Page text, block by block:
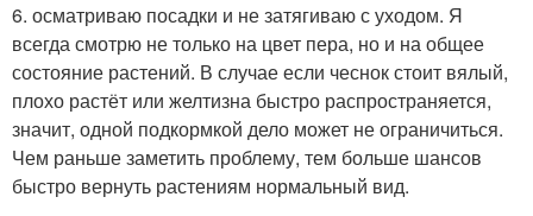
6. осматриваю посадки и не затягиваю с уходом. Я
всегда смотрю не только на цвет пера, но и на общее
состояние растений. В случае если чеснок стоит вялый,
плохо растёт или желтизна быстро распространяется,
значит, одной подкормкой дело может не ограничиться.
Чем раньше заметить проблему, тем больше шансов
быстро вернуть растениям нормальный вид.